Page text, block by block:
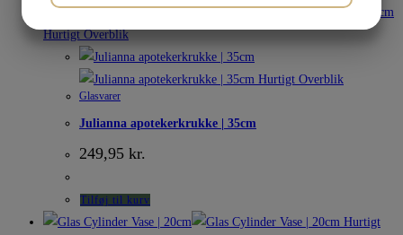
Hurtigt Overblik
Hurtigt Overblik
Glasvarer
Julianna apotekerkrukke | 35cm
249,95 kr.
Tilføj til kurv
Hurtigt
MARKETING